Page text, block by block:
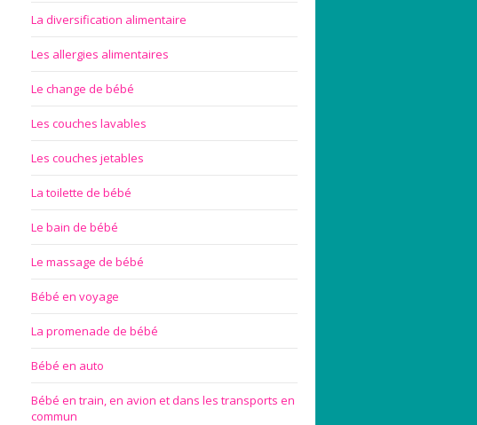
La diversification alimentaire
Les allergies alimentaires
Le change de bébé
Les couches lavables
Les couches jetables
La toilette de bébé
Le bain de bébé
Le massage de bébé
Bébé en voyage
La promenade de bébé
Bébé en auto
Bébé en train, en avion et dans les transports en
commun